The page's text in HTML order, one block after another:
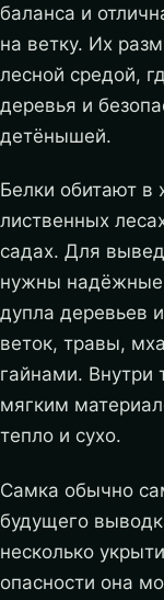
баланса и
на ветку. Их
лесной средой,
деревья и
детёнышей.
Белки обитают
лиственных
садах. Для
нужны
дупла деревьев
веток, травы,
гайнами. Внутри
мягким
тепло и сухо.
Самка обычно
будущего
несколько
опасности она